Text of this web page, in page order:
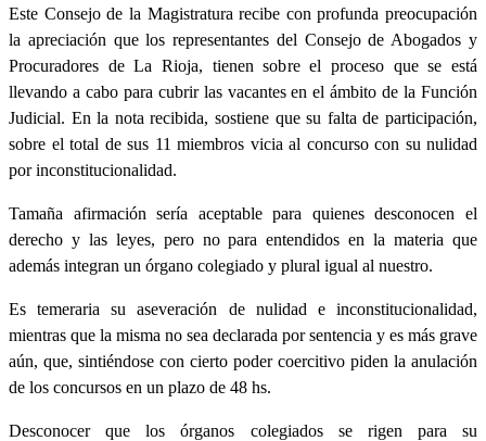
Este Consejo de la Magistratura recibe con profunda preocupación
la apreciación que los representantes del Consejo de Abogados y
Procuradores de La Rioja, tienen sobre el proceso que se está
llevando a cabo para cubrir las vacantes en el ámbito de la Función
Judicial. En la nota recibida, sostiene que su falta de participación,
sobre el total de sus 11 miembros vicia al concurso con su nulidad
por inconstitucionalidad.
Tamaña afirmación sería aceptable para quienes desconocen el
derecho y las leyes, pero no para entendidos en la materia que
además integran un órgano colegiado y plural igual al nuestro.
Es temeraria su aseveración de nulidad e inconstitucionalidad,
mientras que la misma no sea declarada por sentencia y es más grave
aún, que, sintiéndose con cierto poder coercitivo piden la anulación
de los concursos en un plazo de 48 hs.
Desconocer que los órganos colegiados se rigen para su